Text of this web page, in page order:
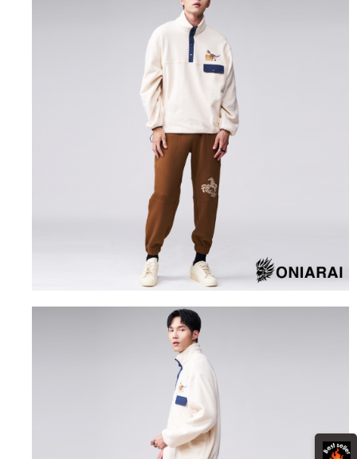
1.分期款項不併入電信帳單，「大哥付你分期」於每月結算日後寄送繳費提
2.透過簡訊連結打開帳單後，可選擇「超商條碼／台灣大直營門市／銀行轉
帳／街口支付／iPASS MONEY」等通路繳費。
1.本服務係由「台灣大哥大股份有限公司」（以下簡稱本公司）所提供，讓
用戶於交易時，得透過本服務購買商品或服務，並由商店將買賣／分期付款
買賣價金債權讓與本公司後，依約使用本公司帳單繳交帳款。
2.基於同意付款使用「大哥付你分期」之契約關係目的，商店將以您的個人
資料（包含姓名、電話或地址）提供予台灣大哥大進項蒐集、處理及利用，
由本公司與您本人進行分期帳單所需資料之確認、核對及更正。
3.完整用戶服務條款，請詳閱以下連結：
https://oppay.tw/userRule
３．安心：先確認商品／服務後，再付款。
【「AFTEE先享後付」結帳流程】
１．於結帳方式選擇「AFTEE先享後付」後，將跳轉至「AFTEE先享後付」
結帳頁面，進行簡訊認證並確認金額後，即可完成結帳。
２．訂單成立數日內，您將收到繳費通知簡訊。
３．收到繳費通知簡訊後14天內，點擊此簡訊中的連結，可透過四大超商／
ATM／網路銀行／等多元方式進行付款，方視為交易完成。
※ 請注意：結帳手續完成當下不需立刻繳費，但若您需要取消訂單，請聯絡
購買商品的店家。未經商家同意取消之訂單仍視為有效，需透過AFTEE先享
※ 交易是否成功請以「AFTEE先享後付 」之結帳頁面顯示為準，若有關於
是否繳費成功／繳費後需取消欲退款等相關疑問，請聯繫「AFTEE先享後付
https://netprotections.freshdesk.com/support/home
１．透過由恩沛科技股份有限公司提供之「AFTEE先享後付」服務完成之交
易，需依本服務之必要範圍內提供個人資料，並將交易相關給付款項請求債
權轉讓予恩沛科技股份有限公司。
２．關於個人資料處理事宜，請瀏覽以下網址：
３．未成年的使用者請事先徵得法定代理人或監護人之同意方可使用
「AFTEE先享後付」，若未經同意申辦者引起之損失，本公司不負相關責
４．使用「AFTEE先享後付」時，將依據個別帳號之用戶狀況，依本公司即
時審查核予不同之上限額度；若仍有額度不足之情形，本公司將視審查結果
５．嚴禁一人註冊多個帳號或使用他人資訊註冊。若發現惡意使用之情形，
恩沛科技股份有限公司將有權停止該用戶之使用額度並採取法律行動。
每筆NT$80，滿NT$888(含以上)免運費
每筆NT$80，滿NT$888(含以上)免運費
每筆NT$60，滿NT$3,000(含以上)免運費
每筆NT$60，滿NT$3,000(含以上)免運費
每筆NT$80，滿NT$3,000(含以上)免運費
每筆NT$80，滿NT$3,000(含以上)免運費
每筆NT$100，滿NT$3,000(含以上)免運費